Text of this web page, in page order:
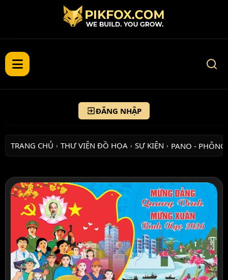
ĐĂNG NHẬP
TRANG CHỦ › THƯ VIỆN ĐỒ HỌA › SỰ KIỆN › PANO -